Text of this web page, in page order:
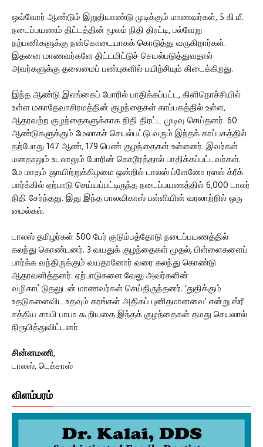
ஒவ்வோர் ஆண்டும் இறுதியாண்டு முடிக்கும் மாணவர்கள், 5 கி.மீ.
நடைப்பயணம் திட்டத்தின் மூலம் நிதி திரட்டி, பல்வேறு
நற்பணிகளுக்கு நன்கொடையாகக் கொடுத்து வருகிறார்கள்.
இதனை மாணவர்களே திட்டமிட்டுச் செயல்படுத்துவதால்
அவர்களுக்கு தலைமைப் பண்புகளில் பயிற்சியும் கிடைக்கிறது.
இந்த ஆண்டு இலங்கைப் போரில் பாதிக்கப்பட்ட, கிளிநொச்சியில்
உள்ள மகாதேவாசிரமத்தின் குழந்தைகள் காப்பகத்தில் உள்ள,
ஆதரவற்ற குழந்தைகளுக்காக நிதி திரட்ட முடிவு செய்தனர். 60
ஆண்டுகளுக்கும் மேலாகச் செயல்பட்டு வரும் இந்தக் காப்பகத்தில்
தற்போது 147 ஆண், 179 பெண் குழந்தைகள் உள்ளனர். இவர்கள்
மனதாலும் உடலாலும் போரின் கொடூரத்தால் பாதிக்கப்பட்டவர்கள்.
மே மாதம் ஞாயிற்றுக்கிழமை ஒன்றில் டாலஸ் ப்ளேனோ ரஸல் க்ரீக்
பார்க்கில் ஏற்பாடு செய்யப்பட்டிருந்த நடைப்பயணத்தில் 6,000 டாலர்
நிதி சேர்ந்தது. இது இந்த பாலவிகாஸ் பள்ளியின் வரலாற்றில் ஒரு
மைல்கல்.
டாலஸ் தமிழர்கள் 500 பேர் குடும்பத்தோடு நடைப்பயணத்தில்
கலந்து கொண்டனர். 3 வயதுக் குழந்தைகள் முதல், பிள்ளைகளைப்
பார்க்க வந்திருக்கும் வயதானோர் வரை கலந்து கொண்டு
ஆதரவளித்தனர். ஏற்பாடுகளை வேலு அவர்களின்
வழிகாட்டுதலுடன் மாணவர்கள் செய்திருந்தனர். ‘துதிக்கும்
உதடுகளைவிட உதவும் கரங்கள் அதிகப் புனிதமானவை’ என்று ஸ்ரீ
சத்திய சாயி பாபா கூறியதை இந்தக் குழந்தைகள் தமது செயலால்
நிரூபித்துவிட்டனர்.
சின்னமணி,
டாலஸ், டெக்சாஸ்
விளம்பரம்